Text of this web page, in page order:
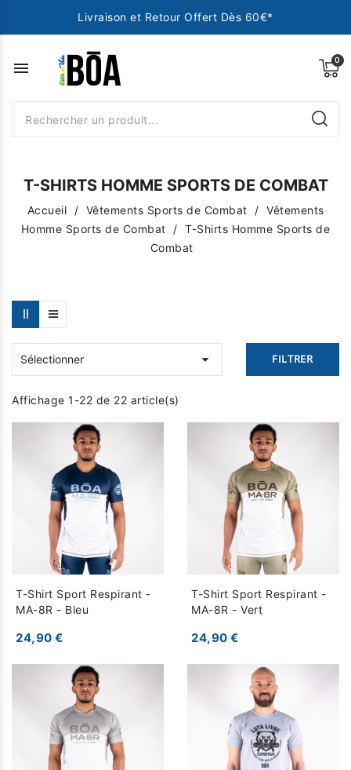
Livraison et Retour Offert Dès 60€*
menu
T-SHIRTS HOMME SPORTS DE COMBAT
Accueil Vêtements Sports de Combat
Vêtements
Homme Sports de Combat
T-Shirts Homme Sports de
Combat
Sélectionner  FILTRER
Affichage 1-22 de 22 article(s)
T-Shirt Sport Respirant -
MA-8R - Bleu
24,90 €
T-Shirt Sport Respirant -
MA-8R - Vert
24,90 €